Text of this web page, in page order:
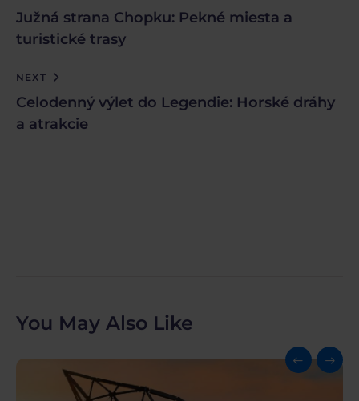
Južná strana Chopku: Pekné miesta a
turistické trasy
NEXT
Celodenný výlet do Legendie: Horské dráhy
a atrakcie
You May Also Like